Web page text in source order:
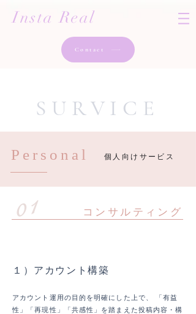
Insta Real
Contact
SURVICE
Personal ​個人向けサービス
01 ​コンサルティング
１）アカウント構築
アカウント運用の目的を明確にした上で、 「有益
性」「再現性」「共感性」を踏まえた投稿内容・構